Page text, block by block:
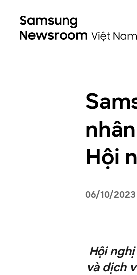
Hội
06/10/2023
Hội
và dịch